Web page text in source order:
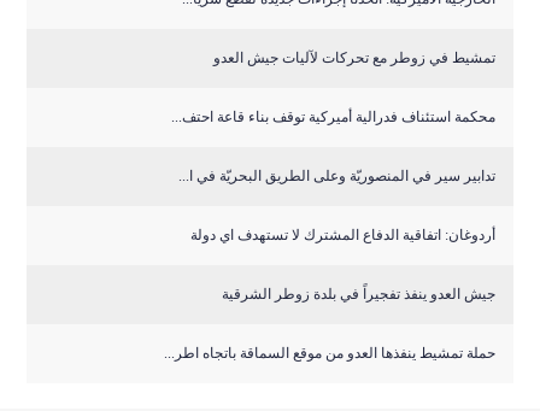
تمشيط في زوطر مع تحركات لآليات جيش العدو
‏محكمة استئناف فدرالية أميركية توقف بناء قاعة احتف...
تدابير سير في المنصوريّة وعلى الطريق البحريّة في ا...
أردوغان: اتفاقية الدفاع المشترك لا تستهدف اي دولة
جيش العدو ينفذ تفجيراً في بلدة زوطر الشرقية
حملة تمشيط ينفذها العدو من موقع السماقة باتجاه اطر...